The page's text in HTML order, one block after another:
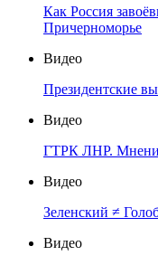
Как Россия
Причерноморье
Видео
Президентские
Видео
ГТРК ЛНР.
Видео
Зеленский ≠
Видео